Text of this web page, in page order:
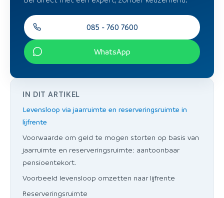
IN DIT ARTIKEL
Levensloop via jaarruimte en reserveringsruimte in
lijfrente
Voorwaarde om geld te mogen storten op basis van
jaarruimte en reserveringsruimte: aantoonbaar
pensioentekort.
Voorbeeld levensloop omzetten naar lijfrente
Reserveringsruimte
085 - 760 7600
WhatsApp